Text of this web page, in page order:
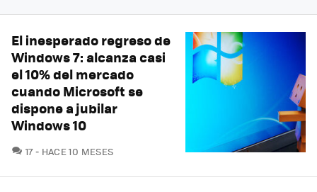
El inesperado regreso de
Windows 7: alcanza casi
el 10% del mercado
cuando Microsoft se
dispone a jubilar
Windows 10
17COMENTARIOS
HACE 10 MESES